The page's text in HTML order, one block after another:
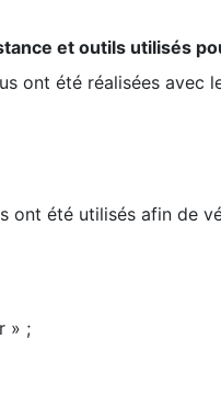
et outils utilisés
ont été réalisées avec
ont été utilisés afin de
» ;